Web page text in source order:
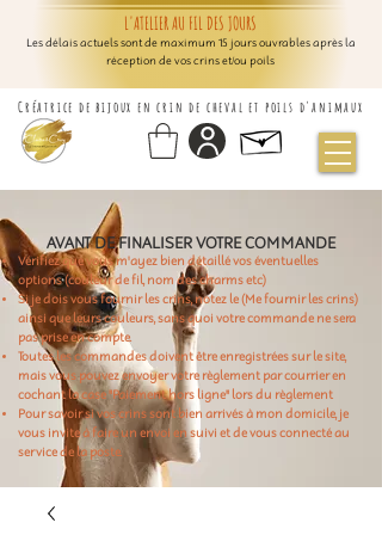
L'ATELIER AU FIL DES JOURS
Les délais actuels sont de maximum 15 jours ouvrables après la
réception de vos crins et/ou poils
Créatrice de bijoux en crin de cheval et poils d'animaux
AVANT DE FINALISER VOTRE COMMANDE
Vérifiez que vous m'ayez bien détaillé vos éventuelles
options (couleur de fil, nom des charms etc)
Si je dois vous fournir les crins, notez le (Me fournir les crins)
ainsi que leurs couleurs, sans quoi votre commande ne sera
pas prise en compte.
Toutes les commandes doivent être enregistrées sur le site,
mais vous pouvez envoyer votre règlement par courrier en
cochant la case "Paiement hors ligne" lors du règlement
Pour savoir si vos crins sont bien arrivés à mon domicile, je
vous invite à faire un envoi en suivi et de vous connecté au
service de la poste.